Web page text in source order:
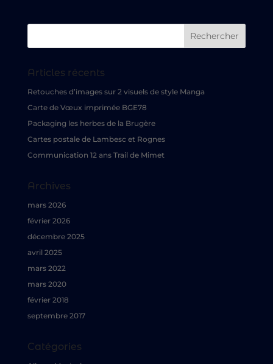
Articles récents
Retouches d’images sur 2 visuels de style Manga
Carte de Vœux imprimée BGE78
Packaging les herbes de la Brugère
Cartes postale de Lambesc et Rognes
Communication 12 ans Trail de Mimet
Archives
mars 2026
février 2026
décembre 2025
avril 2025
mars 2022
mars 2020
février 2018
septembre 2017
Catégories